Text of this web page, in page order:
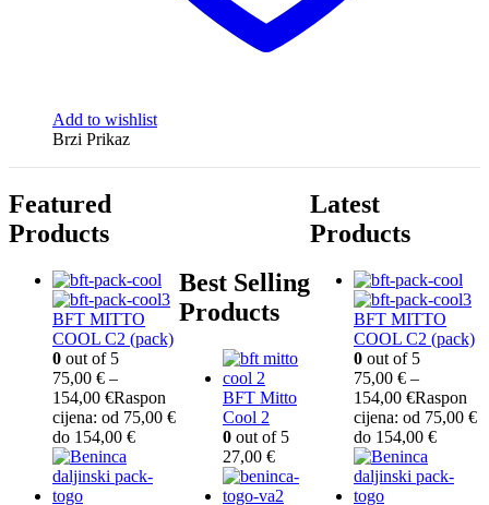
Add to wishlist
Brzi Prikaz
Featured
Products
BFT MITTO
COOL C2 (pack)
0 out of 5
75,00 € –
154,00 €Raspon
cijena: od 75,00 €
do 154,00 €
Best Selling
Products
BFT Mitto
Cool 2
0 out of 5
27,00 €
Latest
Products
BFT MITTO
COOL C2 (pack)
0 out of 5
75,00 € –
154,00 €Raspon
cijena: od 75,00 €
do 154,00 €